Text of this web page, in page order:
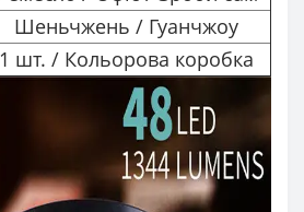
Шеньчжень / Гуанчжоу
1 шт. / Кольорова коробка